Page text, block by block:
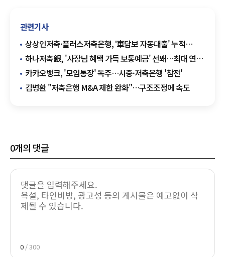
관련기사
상상인저축·플러스저축은행, '車담보 자동대출' 누적
300억원 돌파
하나저축銀, '사장님 혜택 가득 보통예금' 선봬…최대 연
3.2%
카카오뱅크, '모임통장' 독주…시중·저축은행 '참전'
김병환 "저축은행 M&A 제한 완화"…구조조정에 속도
0개의 댓글
0 / 300